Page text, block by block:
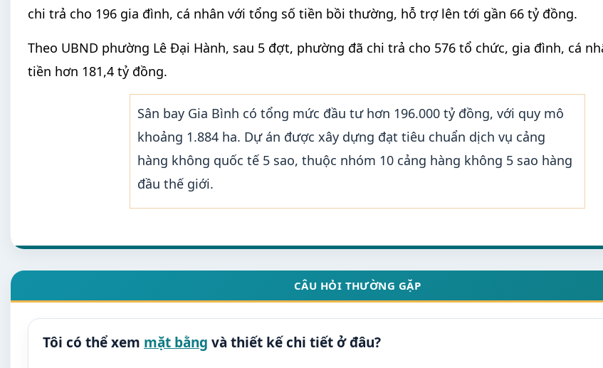
chi trả cho 196 gia đình, cá nhân với tổng số tiền bồi thường, hỗ trợ lên tới gần 66 tỷ đồng.
Theo UBND phường Lê Đại Hành, sau 5 đợt, phường đã chi trả cho 576 tổ chức, gia đình, cá
tiền hơn 181,4 tỷ đồng.
Sân bay Gia Bình có tổng mức đầu tư hơn 196.000 tỷ đồng, với quy mô
khoảng 1.884 ha. Dự án được xây dựng đạt tiêu chuẩn dịch vụ cảng
hàng không quốc tế 5 sao, thuộc nhóm 10 cảng hàng không 5 sao hàng
đầu thế giới.
CÂU HỎI THƯỜNG GẶP
Tôi có thể xem mặt bằng và thiết kế chi tiết ở đâu?